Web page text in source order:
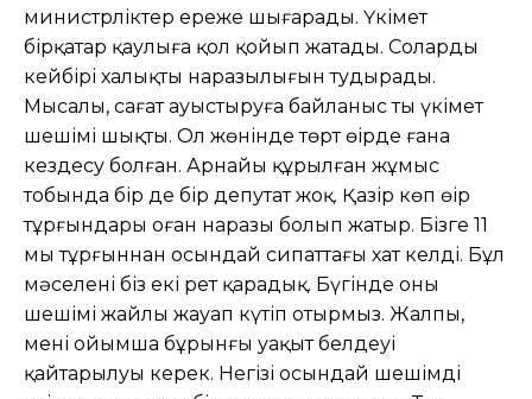
министрліктер ереже шығарады. Үкімет
бірқатар қаулыға қол қойып жатады. Солардың
кейбірі халықтың наразылығын тудырады.
Мысалы, сағат ауыстыруға байланыс ты үкімет
шешімі шықты. Ол жөнінде төрт өңірде ғана
кездесу болған. Арнайы құрылған жұмыс
тобында бір де бір депутат жоқ. Қазір көп өңір
тұрғындары оған наразы болып жатыр. Бізге 11
мың тұрғыннан осындай сипаттағы хат келді. Бұл
мəселені біз екі рет қарадық. Бүгінде оның
шешімі жайлы жауап күтіп отырмыз. Жалпы,
менің ойымша бұрынғы уақыт белдеуі
қайтарылуы керек. Негізі осындай шешімді